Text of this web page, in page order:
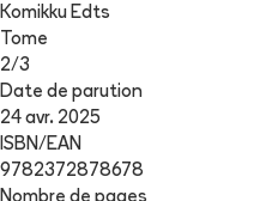
Komikku Edts
Tome
2/3
Date de parution
24 avr. 2025
ISBN/EAN
9782372878678